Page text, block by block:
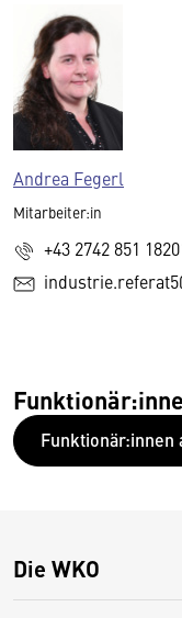
Andrea Fegerl
Mitarbeiter:in
+43 2742 851
Funktionär:innen
Die WKO